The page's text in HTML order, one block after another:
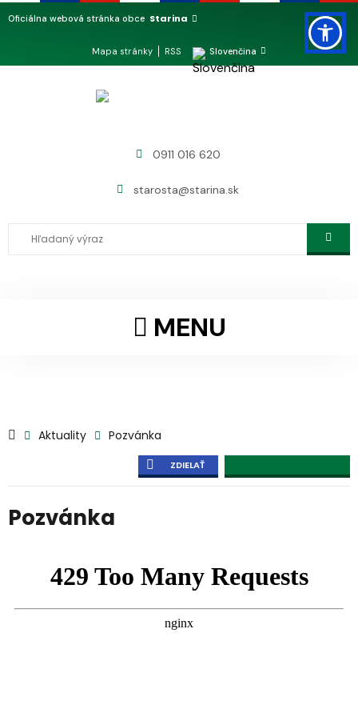
Oficiálna webová stránka obce Starina
Mapa stránky RSS Slovenčina
0911 016 620
starosta@starina.sk
MENU
Aktuality Pozvánka
ZDIELAŤ
Pozvánka